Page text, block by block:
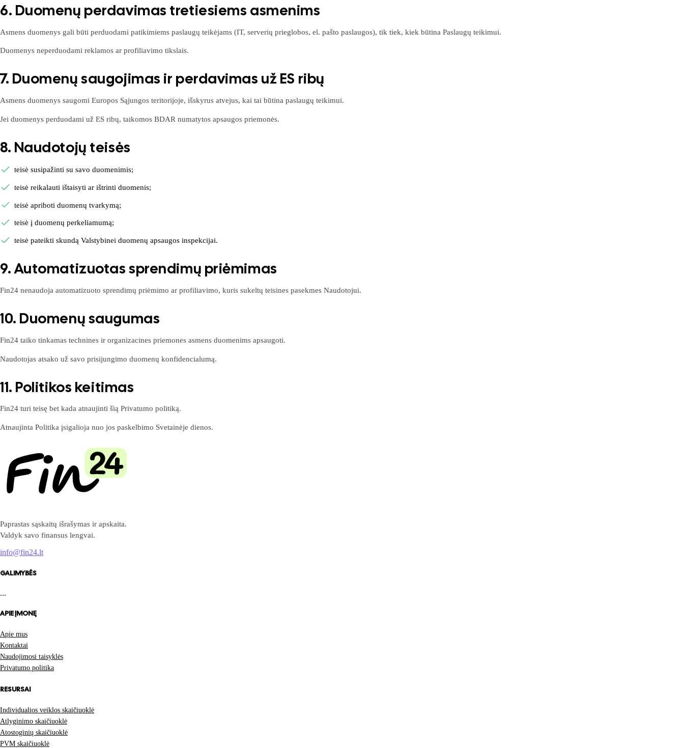
6. Duomenų perdavimas tretiesiems asmenims
Asmens duomenys gali būti perduodami patikimiems paslaugų teikėjams (IT, serverių prieglobos, el. pašto paslaugos), tik tiek, kiek būtina Paslaugų teikimui.
Duomenys neperduodami reklamos ar profiliavimo tikslais.
7. Duomenų saugojimas ir perdavimas už ES ribų
Asmens duomenys saugomi Europos Sąjungos teritorijoje, išskyrus atvejus, kai tai būtina paslaugų teikimui.
Jei duomenys perduodami už ES ribų, taikomos BDAR numatytos apsaugos priemonės.
8. Naudotojų teisės
teisė susipažinti su savo duomenimis;
teisė reikalauti ištaisyti ar ištrinti duomenis;
teisė apriboti duomenų tvarkymą;
teisė į duomenų perkeliamumą;
teisė pateikti skundą Valstybinei duomenų apsaugos inspekcijai.
9. Automatizuotas sprendimų priėmimas
Fin24 nenaudoja automatizuoto sprendimų priėmimo ar profiliavimo, kuris sukeltų teisines pasekmes Naudotojui.
10. Duomenų saugumas
Fin24 taiko tinkamas technines ir organizacines priemones asmens duomenims apsaugoti.
Naudotojas atsako už savo prisijungimo duomenų konfidencialumą.
11. Politikos keitimas
Fin24 turi teisę bet kada atnaujinti šią Privatumo politiką.
Atnaujinta Politika įsigalioja nuo jos paskelbimo Svetainėje dienos.
Paprastas sąskaitų išrašymas ir apskaita.
Valdyk savo finansus lengvai.
info@fin24.lt
GALIMYBĖS
...
APIE ĮMONĘ
Apie mus
Kontaktai
Naudojimosi taisyklės
Privatumo politika
RESURSAI
Individualios veiklos skaičiuoklė
Atlyginimo skaičiuoklė
Atostoginių skaičiuoklė
PVM skaičiuoklė